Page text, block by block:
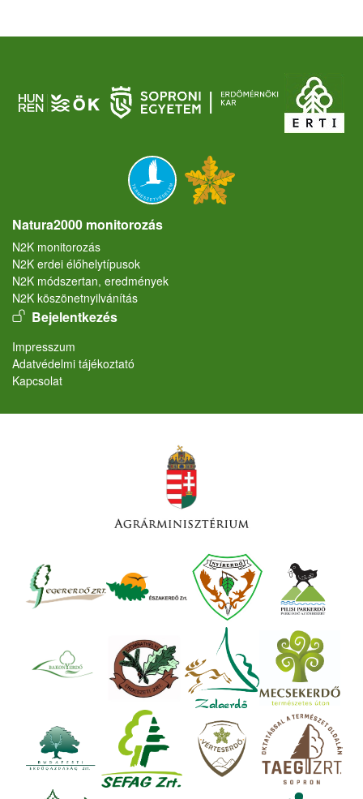
Natura2000 monitorozás
N2K monitorozás
N2K erdei élőhelytípusok
N2K módszertan, eredmények
N2K köszönetnyilvánítás
User account menu
Bejelentkezés
Lábléc
Impresszum
Adatvédelmi tájékoztató
Kapcsolat